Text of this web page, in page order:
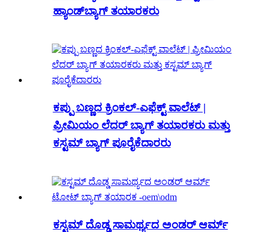
ಹ್ಯಾಂಡ್‌ಬ್ಯಾಗ್ ತಯಾರಕರು
ಕಪ್ಪು ಬಣ್ಣದ ಕ್ರಿಂಕಲ್-ಎಫೆಕ್ಟ್ ವಾಲೆಟ್ |
ಪ್ರೀಮಿಯಂ ಲೆದರ್ ಬ್ಯಾಗ್ ತಯಾರಕರು ಮತ್ತು
ಕಸ್ಟಮ್ ಬ್ಯಾಗ್ ಪೂರೈಕೆದಾರರು
ಕಸ್ಟಮ್ ದೊಡ್ಡ ಸಾಮರ್ಥ್ಯದ ಅಂಡರ್ ಆರ್ಮ್